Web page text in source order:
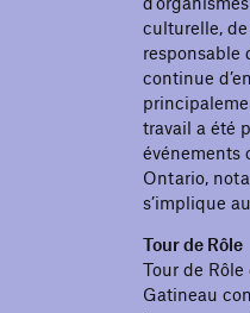
culturelle,
responsable
continue
travail a été
événements
Ontario,
s’implique
Tour de Rôle
Tour de
Gatineau